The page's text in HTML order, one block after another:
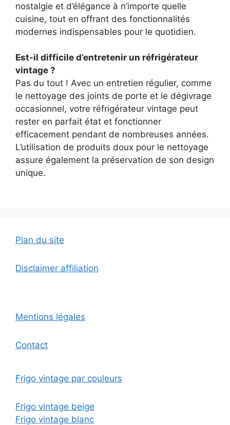
nostalgie et d’élégance à n’importe quelle
cuisine, tout en offrant des fonctionnalités
modernes indispensables pour le quotidien.
Est-il difficile d’entretenir un réfrigérateur
vintage ?
Pas du tout ! Avec un entretien régulier, comme
le nettoyage des joints de porte et le dégivrage
occasionnel, votre réfrigérateur vintage peut
rester en parfait état et fonctionner
efficacement pendant de nombreuses années.
L’utilisation de produits doux pour le nettoyage
assure également la préservation de son design
unique.
Plan du site
Disclaimer affiliation
Mentions légales
Contact
Frigo vintage par couleurs
Frigo vintage beige
Frigo vintage blanc